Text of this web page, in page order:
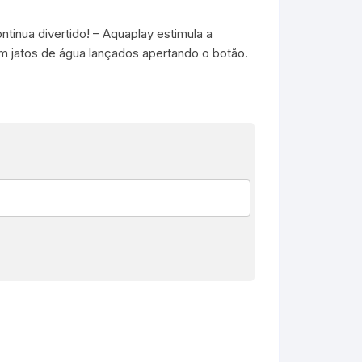
divertido! – Aquaplay estimula a
jatos de água lançados apertando o botão.